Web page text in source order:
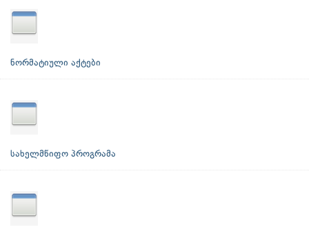
ნორმატიული აქტები
სახელმწიფო პროგრამა